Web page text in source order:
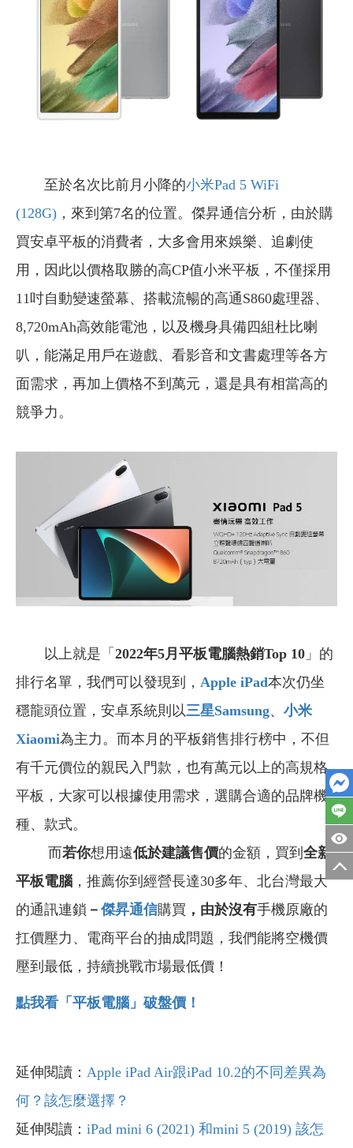
至於名次比前月小降的小米Pad 5 WiFi
(128G) ，來到第7名的位置。傑昇通信分析，由於購
買安卓平板的消費者，大多會用來娛樂、追劇使
用，因此以價格取勝的高CP值小米平板，不僅採用
11吋自動變速螢幕、搭載流暢的高通S860處理器、
8,720mAh高效能電池，以及機身具備四組杜比喇
叭，能滿足用戶在遊戲、看影音和文書處理等各方
面需求，再加上價格不到萬元，還是具有相當高的
競爭力。
以上就是「 2022年5月平板電腦熱銷Top 10 」的
排行名單，我們可以發現到， Apple iPad本次仍坐
穩龍頭位置，安卓系統則以三星Samsung、 小米
Xiaomi為主力。而本月的平板銷售排行榜中，不但
有千元價位的親民入門款，也有萬元以上的高規格
平板，大家可以根據使用需求，選購合適的品牌機
種、款式。
而若你想用遠低於建議售價的金額，買到 全新
平板電腦 ，推薦你到經營長達30多年、北台灣最大
的通訊連鎖 － 傑昇通信購買 ，由於沒有手機原廠的
扛價壓力、電商平台的抽成問題，我們能將空機價
壓到最低，持續挑戰市場最低價！
點我看「平板電腦」破盤價！
延伸閱讀： Apple iPad Air跟iPad 10.2的不同差異為
何？該怎麼選擇？
延伸閱讀： iPad mini 6 (2021) 和mini 5 (2019) 該怎